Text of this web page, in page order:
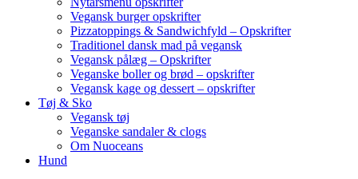
Vegansk burger opskrifter
Pizzatoppings & Sandwichfyld – Opskrifter
Traditionel dansk mad på vegansk
Vegansk pålæg – Opskrifter
Veganske boller og brød – opskrifter
Vegansk kage og dessert – opskrifter
Tøj & Sko
Vegansk tøj
Veganske sandaler & clogs
Om Nuoceans
Hund